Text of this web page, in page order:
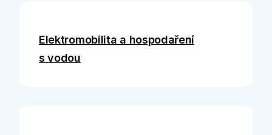
Elektromobilita a hospodaření
s vodou